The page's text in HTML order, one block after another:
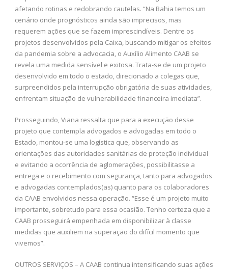
afetando rotinas e redobrando cautelas. “Na Bahia temos um
cenário onde prognósticos ainda são imprecisos, mas
requerem ações que se fazem imprescindíveis. Dentre os
projetos desenvolvidos pela Caixa, buscando mitigar os efeitos
da pandemia sobre a advocacia, o Auxílio Alimento CAAB se
revela uma medida sensível e exitosa. Trata-se de um projeto
desenvolvido em todo o estado, direcionado a colegas que,
surpreendidos pela interrupção obrigatória de suas atividades,
enfrentam situação de vulnerabilidade financeira imediata”.
Prosseguindo, Viana ressalta que para a execução desse
projeto que contempla advogados e advogadas em todo o
Estado, montou-se uma logística que, observando as
orientações das autoridades sanitárias de proteção individual
e evitando a ocorrência de aglomerações, possibilitasse a
entrega e o recebimento com segurança, tanto para advogados
e advogadas contemplados(as) quanto para os colaboradores
da CAAB envolvidos nessa operação. “Esse é um projeto muito
importante, sobretudo para essa ocasião. Tenho certeza que a
CAAB prosseguirá empenhada em disponibilizar à classe
medidas que auxiliem na superação do difícil momento que
vivemos”.
OUTROS SERVIÇOS – A CAAB continua intensificando suas ações